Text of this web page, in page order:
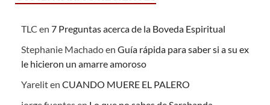
TLC en 7 Preguntas acerca de la Boveda Espiritual
Stephanie Machadoen Guía rápida para saber si a su ex
le hicieron un amarre amoroso
Yareliten CUANDO MUERE EL PALERO